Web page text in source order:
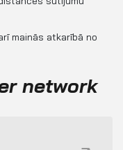
mainās atkarībā no
network